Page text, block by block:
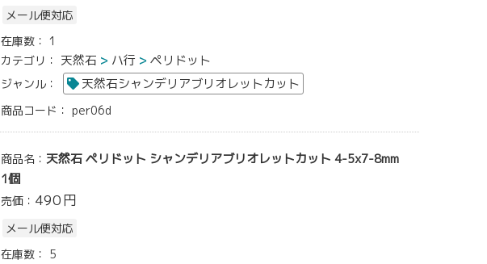
メール便対応
在庫数： 1
カテゴリ： 天然石 ハ行 ペリドット
ジャンル： 天然石シャンデリアブリオレットカット
商品コード： per06d
商品名： 天然石 ペリドット シャンデリアブリオレットカット 4-5x7-8mm
1個
売価： 490円
メール便対応
在庫数： 5